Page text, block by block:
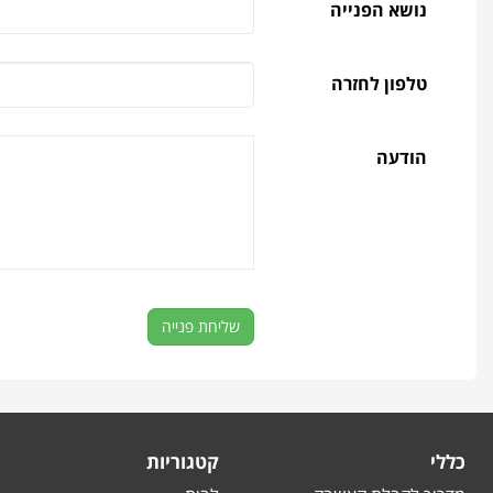
נושא הפנייה
טלפון לחזרה
הודעה
שליחת פנייה
כללי קטגוריות